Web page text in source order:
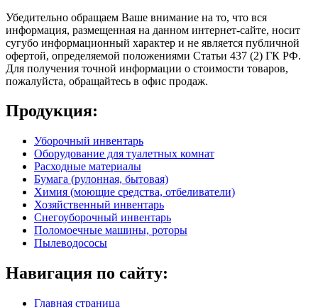
Убедительно обращаем Ваше внимание на то, что вся
информация, размещенная на данном интернет-сайте, носит
сугубо информационный характер и не является публичной
офертой, определяемой положениями Статьи 437 (2) ГК РФ.
Для получения точной информации о стоимости товаров,
пожалуйста, обращайтесь в офис продаж.
Продукция:
Уборочный инвентарь
Оборудование для туалетных комнат
Расходные материалы
Бумага (рулонная, бытовая)
Химия (моющие средства, отбеливатели)
Хозяйственный инвентарь
Снегоуборочный инвентарь
Поломоечные машины, роторы
Пылеводососы
Навигация по сайту:
Главная страница